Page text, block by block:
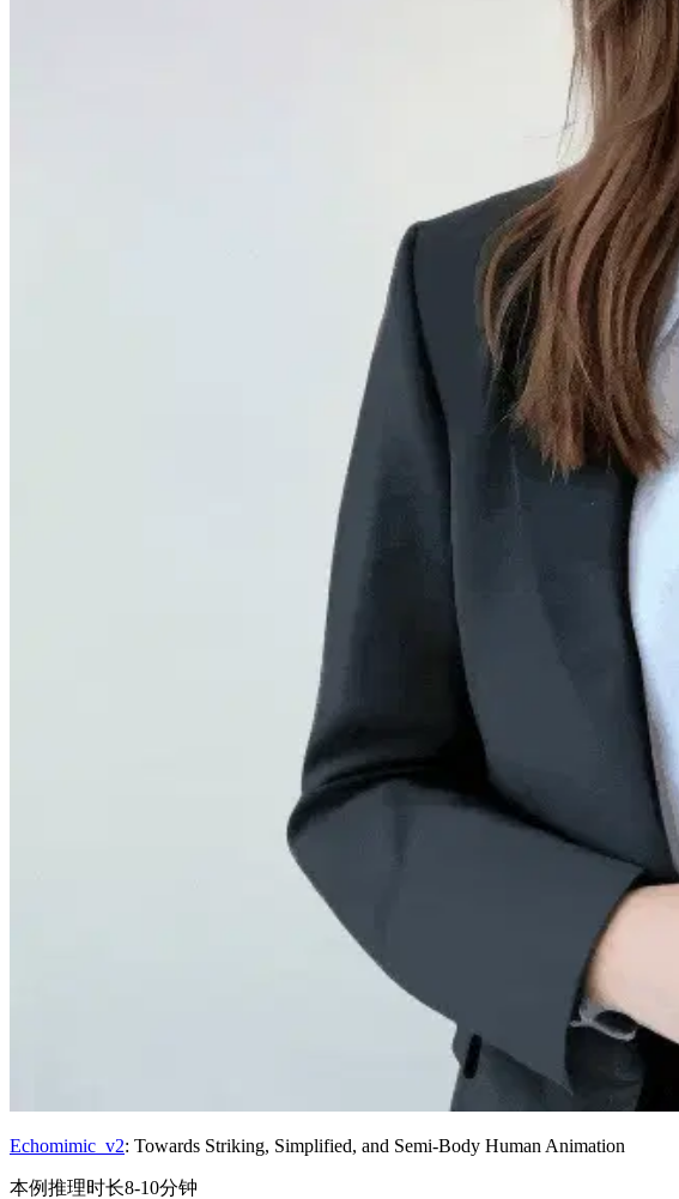
Echomimic_v2: Towards Striking, Simplified, and Semi-Body Human Animation
本例推理时长8-10分钟